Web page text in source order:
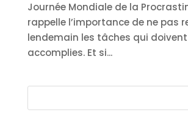
Journée Mondiale de la
rappelle l’importance de ne pas
lendemain les tâches qui
accomplies. Et si...